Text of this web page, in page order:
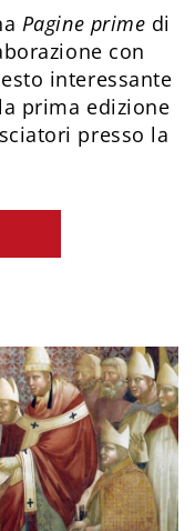
Pagine prime di
con
interessante
prima edizione
presso la